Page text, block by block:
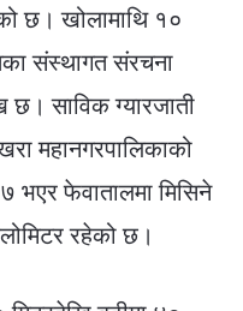
छ। खोलामाथि १०
संस्थागत संरचना
छ। साविक ग्यारजाती
महानगरपालिकाको
फेवातालमा मिसिने
रहेको छ।